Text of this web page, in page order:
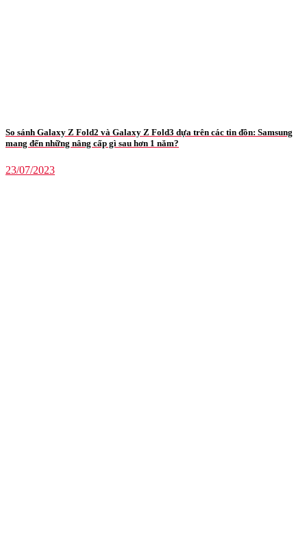
So sánh Galaxy Z Fold2 và Galaxy Z Fold3 dựa trên các tin đồn: Samsung
mang đến những nâng cấp gì sau hơn 1 năm?
23/07/2023